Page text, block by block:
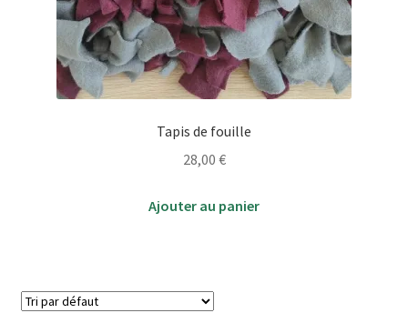
Tapis de fouille
28,00 €
Ajouter au panier